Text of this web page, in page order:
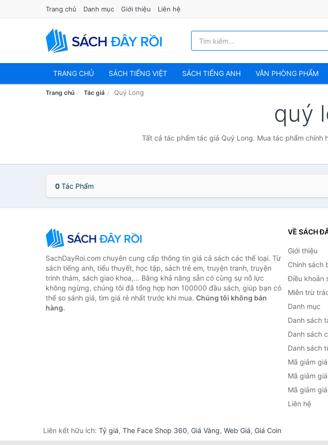
Trang chủ Danh mục Giới thiệu Liên hệ
TRANG CHỦ SÁCH TIẾNG VIỆT SÁCH TIẾNG ANH VĂN PHÒNG PHẨM
Trang chủ Tác giả Quý Long
quý
Tất cả tác phẩm tác giả Quý Long. Mua tác phẩm chính
0 Tác Phẩm
SachDayRoi.com chuyên cung cấp thông tin giá cả sách các thể loại. Từ
sách tiếng anh, tiểu thuyết, học tập, sách trẻ em, truyện tranh, truyện
trinh thám, sách giao khoa,... Bằng khả năng sẵn có cùng sự nỗ lực
không ngừng, chúng tôi đã tổng hợp hơn 100000 đầu sách, giúp bạn có
thể so sánh giá, tìm giá rẻ nhất trước khi mua. Chúng tôi không bán
hàng.
VỀ SÁCH
Giới thiệu
Chính sách
Điều khoản
Miễn trừ
Danh mục
Danh sách
Danh sách
Danh sách
Mã giảm
Mã giảm
Mã giảm
Liên hệ
Liên kết hữu ích: Tỷ giá, The Face Shop 360, Giá Vàng, Web Giá, Giá Coin